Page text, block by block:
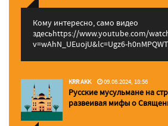
Кому интересно, само видео
здесьhttps://www.youtube.com/
v=wAhN_UEuojU&lc=Ugz6-
KRR AKK 09.06.2024, 18:56
Русские мусульмане на
pазвеивая мифы о